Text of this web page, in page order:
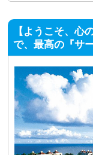
【ようこそ、心
で、最高の『サ